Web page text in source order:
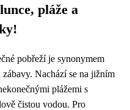
pláže a
pobřeží je synonymem
Nachází se na jižním
plážemi s
čistou vodou. Pro